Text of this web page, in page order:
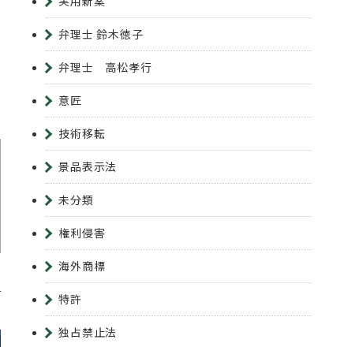
弁理士 鈴木徳子
弁理士 高松孝行
意匠
技術移転
景品表示法
未分類
権利侵害
海外商標
特許
独占禁止法